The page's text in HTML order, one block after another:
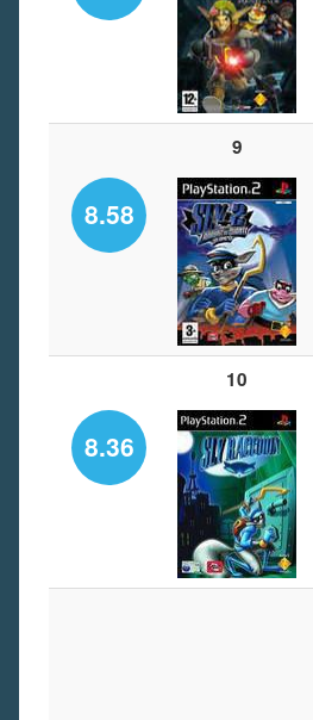
9
8.58
10
8.36